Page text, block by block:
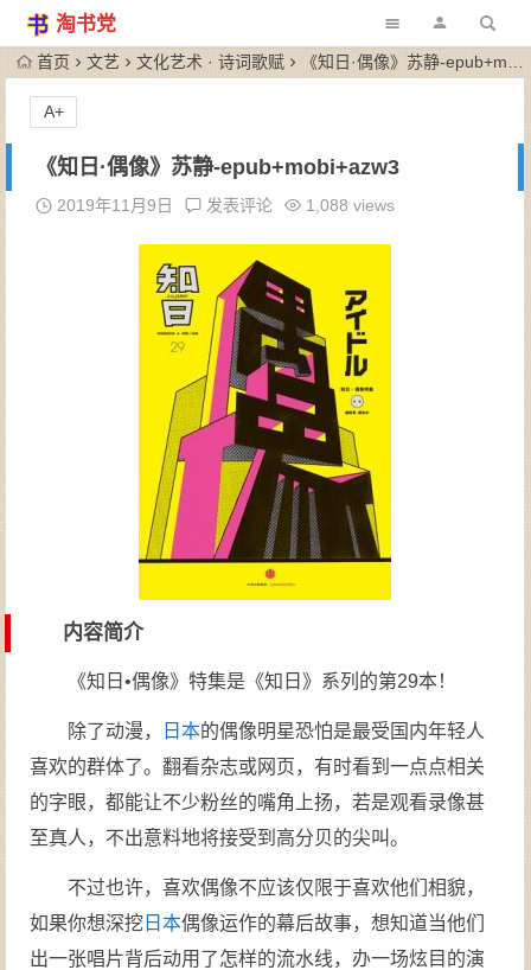
淘书党
首页 文艺 文化艺术 · 诗词歌赋 《知日·偶像》苏静-epub+mobi+azw3
《知日·偶像》苏静-epub+mobi+azw3
2019年11月9日 发表评论 1,088 views
内容简介
《知日•偶像》特集是《知日》系列的第29本！
除了动漫， 日本的偶像明星恐怕是最受国内年轻人
喜欢的群体了。翻看杂志或网页，有时看到一点点相关
的字眼，都能让不少粉丝的嘴角上扬，若是观看录像甚
至真人，不出意料地将接受到高分贝的尖叫。
不过也许，喜欢偶像不应该仅限于喜欢他们相貌，
如果你想深挖 日本偶像运作的幕后故事，想知道当他们
出一张唱片背后动用了怎样的流水线，办一场炫目的演
A+